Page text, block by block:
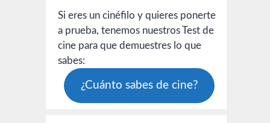
Si eres un cinéfilo y quieres ponerte
a prueba, tenemos nuestros Test de
cine para que demuestres lo que
sabes:
¿Cuánto sabes de cine?